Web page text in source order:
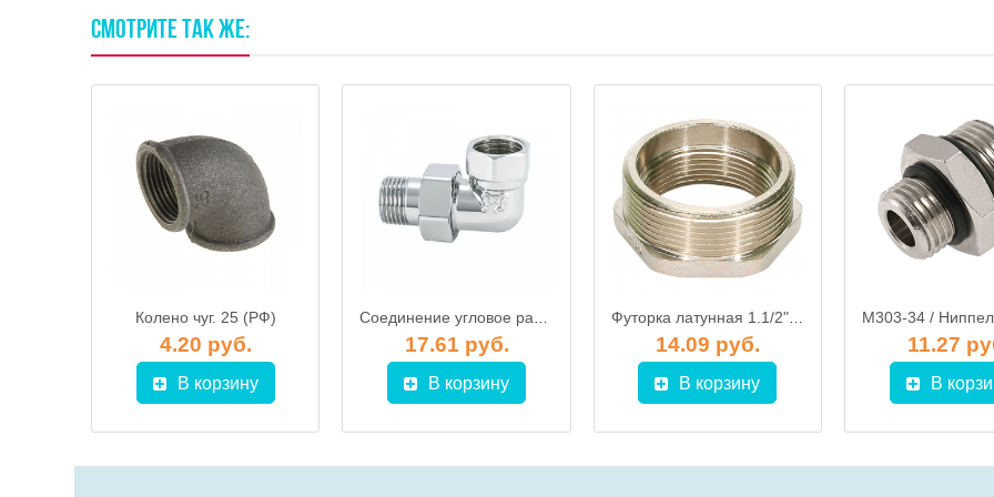
СМОТРИТЕ ТАКЖЕ:
Колено чуг. 25 (РФ)
4.20 руб.
В корзину
Соединение угловое разборное (американка) ГхШ лат.хром.3/4" ProFactor
17.61 руб.
В корзину
Футорка латунная 1.1/2" х 1.1/4" MхF никелированная, ProFactor PFTF91
14.09 руб.
В корзину
11.27
В